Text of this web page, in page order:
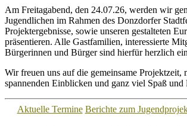
Am Freitagabend, den 24.07.26, werden wir
Jugendlichen im Rahmen des Donzdorfer
Projektergebnisse, sowie unseren gestalteten
präsentieren. Alle Gastfamilien, interessierte
Bürgerinnen und Bürger sind hierfür herzlich
Wir freuen uns auf die gemeinsame Projektzeit,
spannenden Einblicken und ganz viel Spaß und
Kategorien
Aktuelle Termine Berichte zum